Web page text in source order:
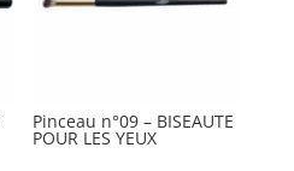
Pinceau n°09 – BISEAUTE
POUR LES YEUX